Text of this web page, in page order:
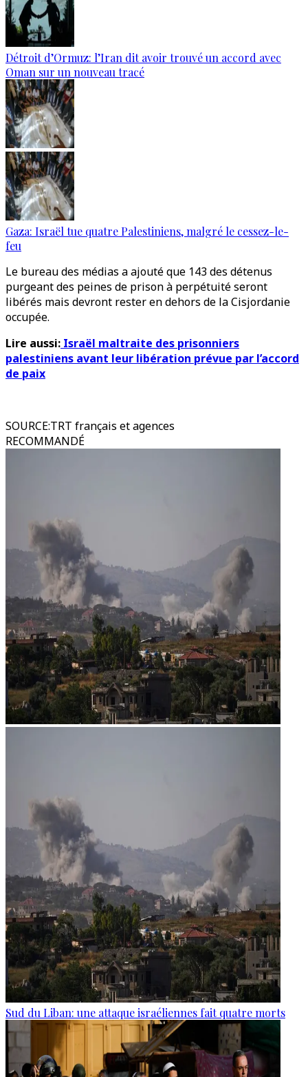
Détroit d’Ormuz: l’Iran dit avoir trouvé un accord avec
Oman sur un nouveau tracé
Gaza: Israël tue quatre Palestiniens, malgré le cessez-le-
feu
Le bureau des médias a ajouté que 143 des détenus
purgeant des peines de prison à perpétuité seront
libérés mais devront rester en dehors de la Cisjordanie
occupée.
Lire aussi: Israël maltraite des prisonniers
palestiniens avant leur libération prévue par l’accord
de paix
SOURCE:TRT français et agences
RECOMMANDÉ
Sud du Liban: une attaque israéliennes fait quatre morts